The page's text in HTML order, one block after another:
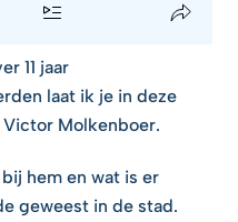
11 jaar
laat ik je in deze
Molkenboer.
hem en wat is er
geweest in de stad.